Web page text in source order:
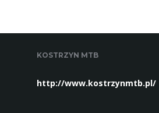
KOSTRZYN MTB
http://www.kostrzynmtb.pl/